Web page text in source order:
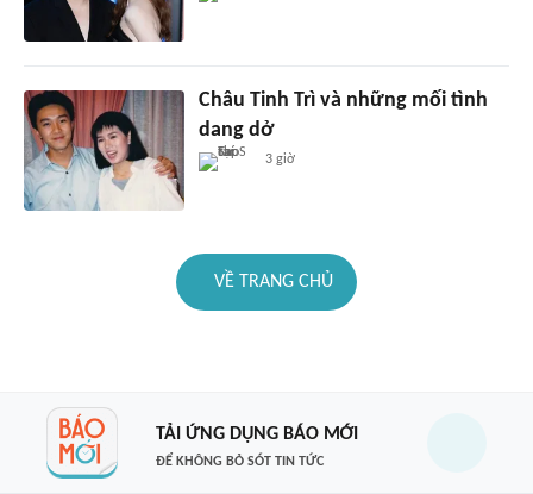
Châu Tinh Trì và những mối tình
dang dở
3 giờ
VỀ TRANG CHỦ
TẢI ỨNG DỤNG BÁO MỚI
ĐỂ KHÔNG BỎ SÓT TIN TỨC